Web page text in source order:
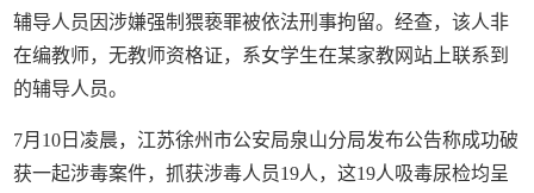
辅导人员因涉嫌强制猥亵罪被依法刑事拘留。经查，该人非
在编教师，无教师资格证，系女学生在某家教网站上联系到
的辅导人员。
7月10日凌晨，江苏徐州市公安局泉山分局发布公告称成功破
获一起涉毒案件，抓获涉毒人员19人，这19人吸毒尿检均呈